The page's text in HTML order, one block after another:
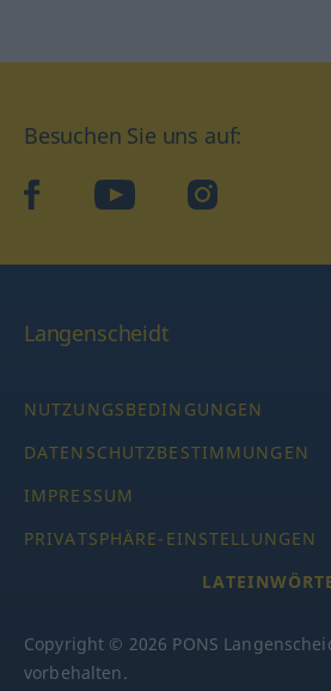
Besuchen Sie uns auf:
facebookYouTube Instagram
Langenscheidt
NUTZUNGSBEDINGUNGEN
DATENSCHUTZBESTIMMUNGEN
IMPRESSUM
PRIVATSPHÄRE-EINSTELLUNGEN
Copyright © 2026 PONS
vorbehalten.